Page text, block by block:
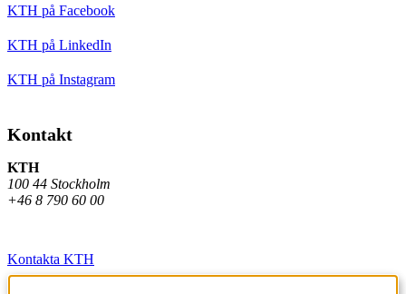
KTH på Facebook
KTH på LinkedIn
KTH på Instagram
Kontakt
KTH
100 44 Stockholm
+46 8 790 60 00
Kontakta KTH